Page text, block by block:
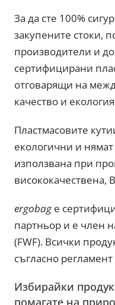
За да сте 100%
закупените стоки,
производители и
сертифицирани
отговарящи на
качество и
Пластмасовите
екологични и
използвана при
висококачествена,
ergobagе
партньор и е член
(FWF). Всички
съгласно регламент
Избирайки